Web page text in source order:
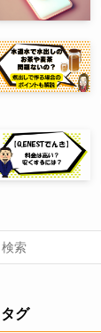
タグ